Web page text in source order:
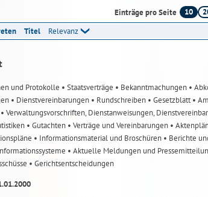
Einträge pro Seite 10
Titel Relevanz
und Protokolle • Staatsverträge • Bekanntmachungen •
• Dienstvereinbarungen • Rundschreiben • Gesetzblatt•
• Verwaltungsvorschriften, Dienstanweisungen,
• Gutachten • Verträge und Vereinbarungen •
• Informationsmaterial und Broschüren • Berichte
• Aktuelle Meldungen und
• Gerichtsentscheidungen